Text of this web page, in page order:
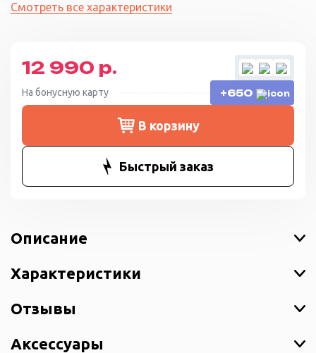
Смотреть все характеристики
12 990 р.
На бонусную карту +650
В корзину
Быстрый заказ
Описание
Характеристики
Отзывы
Аксессуары